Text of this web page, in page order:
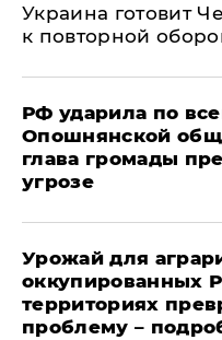
Украина готовит
к повторной
РФ ударила по
Опошнянской
глава громады
угрозе
Урожай для
оккупированных
территориях
проблему –